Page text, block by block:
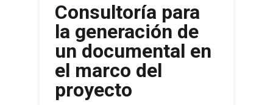
Consultoría para
la generación de
un documental en
el marco del
proyecto